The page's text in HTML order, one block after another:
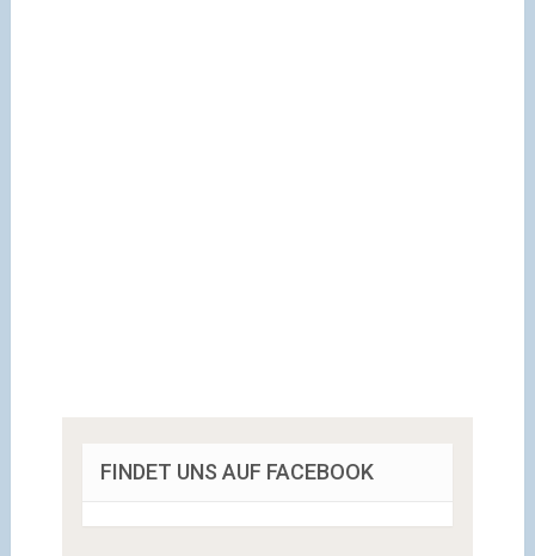
FINDET UNS AUF FACEBOOK